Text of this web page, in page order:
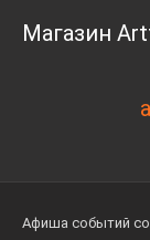
Магазин
Афиша событий